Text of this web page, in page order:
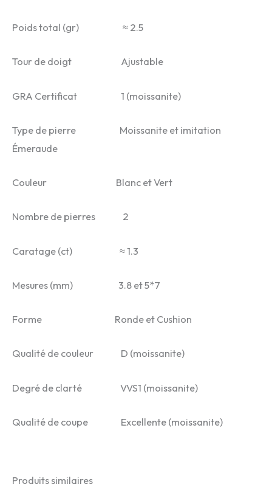
Poids total (gr) ≈ 2.5
Tour de doigt Ajustable
GRA Certificat 1 (moissanite)
Type de pierre Moissanite et imitation
Émeraude
Couleur Blanc et Vert
Nombre de pierres 2
Caratage (ct) ≈ 1.3
Mesures (mm) 3.8 et 5*7
Forme Ronde et Cushion
Qualité de couleur D (moissanite)
Degré de clarté VVS1 (moissanite)
Qualité de coupe Excellente (moissanite)
Produits similaires